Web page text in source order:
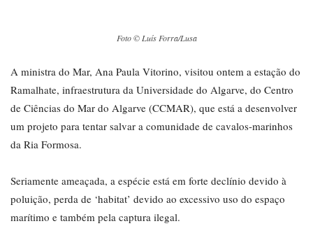
Foto © Luís Forra/Lusa
A ministra do Mar, Ana Paula Vitorino, visitou ontem a estação do
Ramalhate, infraestrutura da Universidade do Algarve, do Centro
de Ciências do Mar do Algarve (CCMAR), que está a desenvolver
um projeto para tentar salvar a comunidade de cavalos-marinhos
da Ria Formosa.
Seriamente ameaçada, a espécie está em forte declínio devido à
poluição, perda de ‘habitat’ devido ao excessivo uso do espaço
marítimo e também pela captura ilegal.